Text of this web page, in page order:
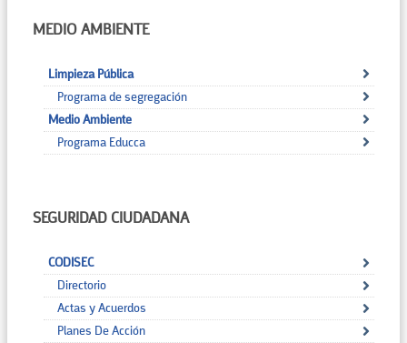
MEDIO AMBIENTE
Limpieza Pública
Programa de segregación
Medio Ambiente
Programa Educca
SEGURIDAD CIUDADANA
CODISEC
Directorio
Actas y Acuerdos
Planes De Acción